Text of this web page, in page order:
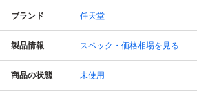
ブランド 任天堂
製品情報 スペック・価格相場を見る
商品の状態 未使用